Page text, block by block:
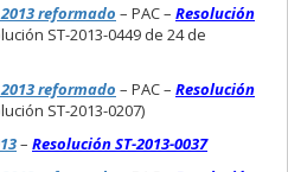
reformado – PAC – Resolución
ST-2013-0449 de 24 de
reformado – PAC – Resolución
ST-2013-0207)
– Resolución ST-2013-0037